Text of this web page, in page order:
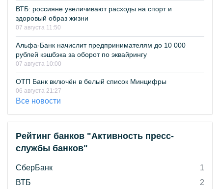
ВТБ: россияне увеличивают расходы на спорт и
здоровый образ жизни
07 августа 11:50
Альфа-Банк начислит предпринимателям до 10 000
рублей кэшбэка за оборот по эквайрингу
07 августа 10:00
ОТП Банк включён в белый список Минцифры
06 августа 21:27
Все новости
Рейтинг банков "Активность пресс-
службы банков"
СберБанк
1
ВТБ
2